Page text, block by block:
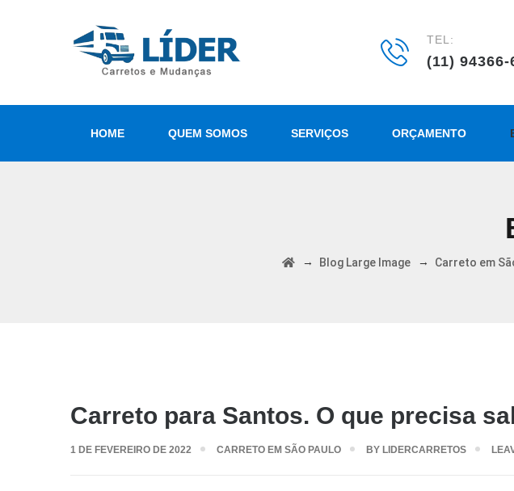
TEL:
(11) 94366-
HOME QUEM SOMOS SERVIÇOS ORÇAMENTO
→ Blog Large Image → Carreto em
Carreto para Santos. O que precisa
1 DE FEVEREIRO DE 2022 CARRETO EM SÃO PAULO BY LIDERCARRETOS